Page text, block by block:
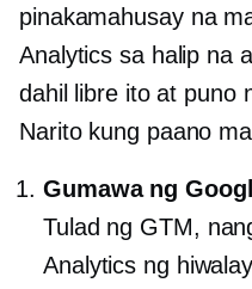
pinakamahusay na
Analytics sa halip na
dahil libre ito at puno
Narito kung paano
Gumawa ng
Tulad ng GTM,
Analytics ng